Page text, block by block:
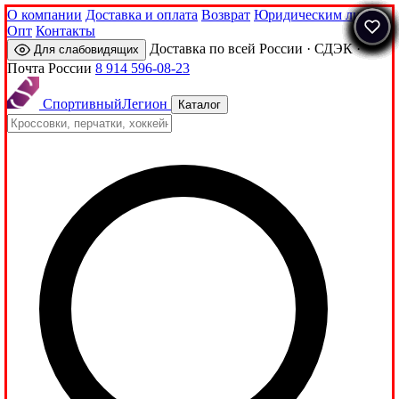
О компании Доставка и оплата Возврат Юридическим лицам
Опт Контакты
Для слабовидящих
Доставка по всей России · СДЭК ·
Почта России 8 914 596-08-23
СпортивныйЛегион Каталог